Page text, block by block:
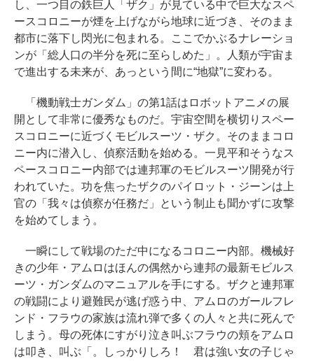
し、一つ目の鉄巨人「ザク」が見ている中で巨大なスペ
ースコロニーが煙を上げながら地球に近づき、そのまま
都市に落下し閃光に包まれる。ここでかぶるナレーショ
ンが「総人口の半分を死に至らしめた」。人類が宇宙ま
で進出する未来が、あっという間に“地獄”に変わる。
「機動戦士ガンダム」の第1話はロボットアニメの展
開として非常に優秀なものだ。宇宙空間を横切りスペー
スコロニーに近づくモビルスーツ・ザク。そのままコロ
ニー内に潜入し、偵察活動を始める。一見平和そうなス
ペースコロニー内部では連邦軍のモビルスーツ開発が行
われていた。功を焦ったザクのパイロット・ジーンは上
官の「我々は偵察が任務だ」という制止も聞かずに攻撃
を始めてしまう。
一瞬にして戦場のただ中になるコロニー内部。機械好
きの少年・アムロはほんの偶然から連邦の最新モビルス
ーツ・ガンダムのマニュアルを手にする。ザクと連邦軍
の戦闘により避難民が逃げ惑う中、アムロのガールフレ
ンド・フラウの家族は流れ弾で多くの人々と共に死んで
しまう。母の死体にすがり泣き叫ぶフラウの頬をアムロ
は叩き、叫ぶ「。しっかりしろ！ 君は強い女の子じゃ